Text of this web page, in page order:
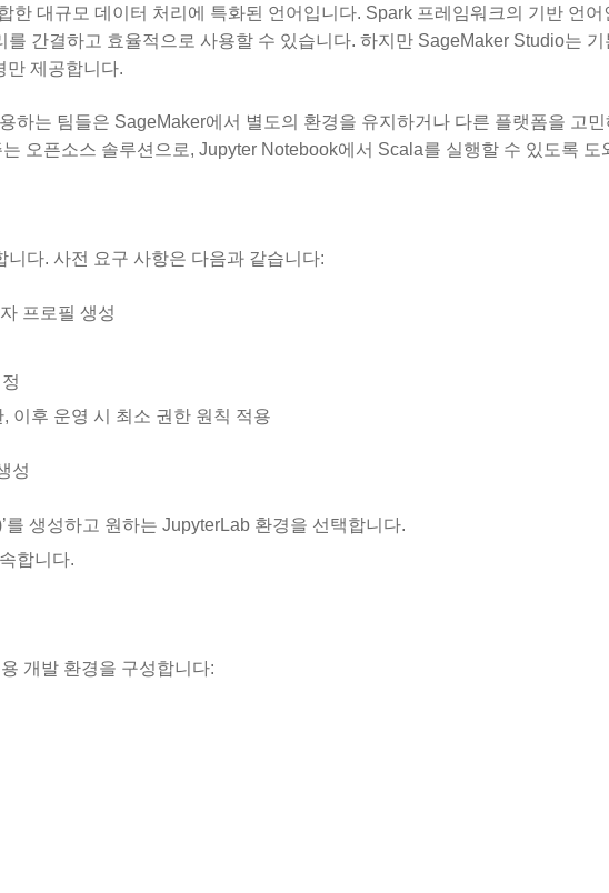
한 대규모 데이터 처리에 특화된 언어입니다. Spark 프레임워크의 기반 언어
간결하고 효율적으로 사용할 수 있습니다. 하지만 SageMaker Studio는
만 제공합니다.
하는 팀들은 SageMaker에서 별도의 환경을 유지하거나 다른 플랫폼을 고
오픈소스 솔루션으로, Jupyter Notebook에서 Scala를 실행할 수 있도록 도
다. 사전 요구 사항은 다음과 같습니다:
프로필 생성
이후 운영 시 최소 권한 원칙 적용
성
를 생성하고 원하는 JupyterLab 환경을 선택합니다.
합니다.
개발 환경을 구성합니다: